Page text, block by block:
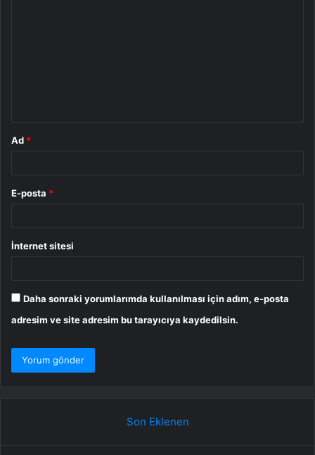
Ad *
E-posta *
İnternet sitesi
Daha sonraki yorumlarımda kullanılması için adım, e-posta
adresim ve site adresim bu tarayıcıya kaydedilsin.
Son Eklenen